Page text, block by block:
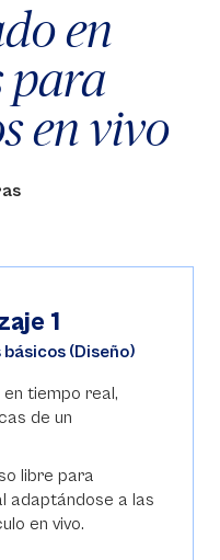
en
para
en vivo
1
(Diseño)
tiempo real,
de un
libre para
adaptándose a las
en vivo.